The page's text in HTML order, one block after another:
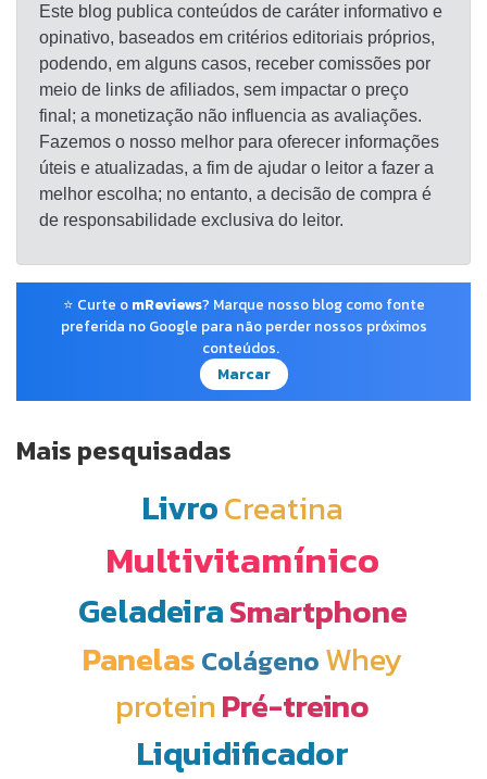
Este blog publica conteúdos de caráter informativo e
opinativo, baseados em critérios editoriais próprios,
podendo, em alguns casos, receber comissões por
meio de links de afiliados, sem impactar o preço
final; a monetização não influencia as avaliações.
Fazemos o nosso melhor para oferecer informações
úteis e atualizadas, a fim de ajudar o leitor a fazer a
melhor escolha; no entanto, a decisão de compra é
de responsabilidade exclusiva do leitor.
⭐ Curte o mReviews? Marque nosso blog como fonte
preferida no Google para não perder nossos próximos
conteúdos.
Marcar
Mais pesquisadas
LivroCreatina
Multivitamínico
GeladeiraSmartphone
Panelas Colágeno Whey
proteinPré-treino
Liquidificador